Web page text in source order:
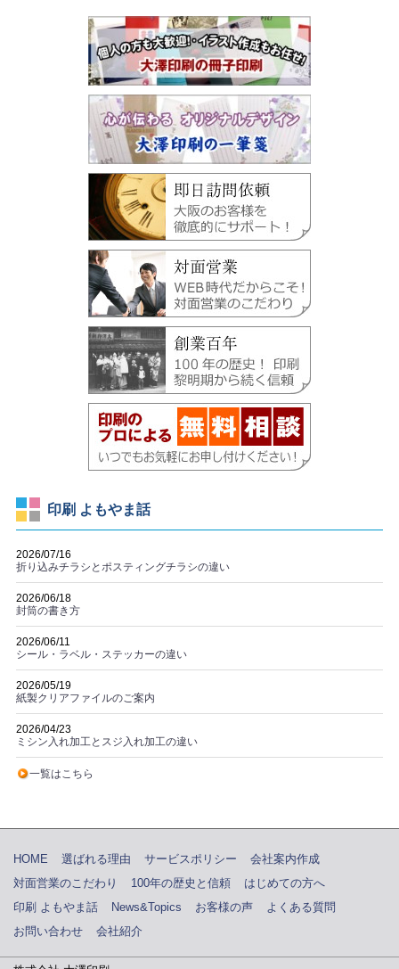
印刷 よもやま話
2026/07/16
折り込みチラシとポスティングチラシの違い
2026/06/18
封筒の書き方
2026/06/11
シール・ラベル・ステッカーの違い
2026/05/19
紙製クリアファイルのご案内
2026/04/23
ミシン入れ加工とスジ入れ加工の違い
一覧はこちら
HOME 選ばれる理由 サービスポリシー
会社案内作成
対面営業のこだわり
100年の歴史と信頼
はじめての方へ
印刷 よもやま話
News&Topics お客様の声
よくある質問
お問い合わせ
会社紹介